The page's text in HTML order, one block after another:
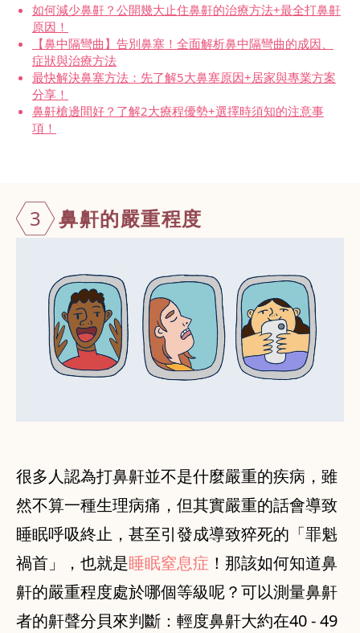
如何減少鼻鼾？公開幾大止住鼻鼾的治療方法+最全打鼻鼾
原因！
【鼻中隔彎曲】告別鼻塞！全面解析鼻中隔彎曲的成因、
症狀與治療方法
最快解決鼻塞方法：先了解5大鼻塞原因+居家與專業方案
分享！
鼻鼾槍邊間好？了解2大療程優勢+選擇時須知的注意事
項！
3 鼻鼾的嚴重程度
很多人認為打鼻鼾並不是什麼嚴重的疾病，雖
然不算一種生理病痛，但其實嚴重的話會導致
睡眠呼吸終止，甚至引發成導致猝死的「罪魁
禍首」，也就是睡眠窒息症 ！那該如何知道鼻
鼾的嚴重程度處於哪個等級呢？可以測量鼻鼾
者的鼾聲分貝來判斷：輕度鼻鼾大約在40 - 49